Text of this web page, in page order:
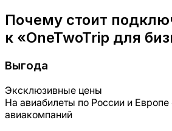
Почему стоит
к «OneTwoTrip для
Выгода
Эксклюзивные цены
На авиабилеты по России и Европе
авиакомпаний